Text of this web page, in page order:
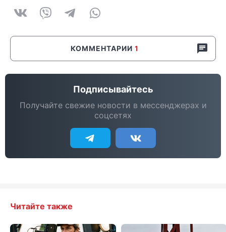
КОММЕНТАРИИ 1
Подписывайтесь
Получайте свежие новости в мессенджерах и
соцсетях
Читайте также